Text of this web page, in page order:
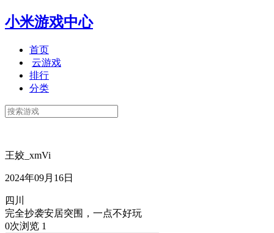
小米游戏中心
首页
云游戏
排行
分类
王姣_xmVi
2024年09月16日
四川
完全抄袭安居突围，一点不好玩
0次浏览 1